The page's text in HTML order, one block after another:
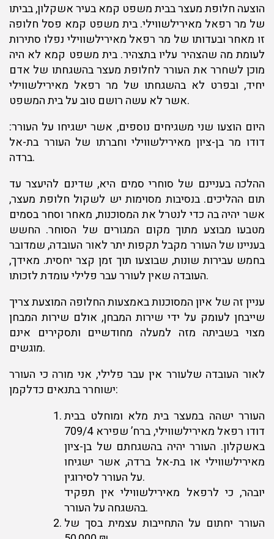
הוצעה חלופת מעצר בבית משפט קמא בעיר אשקלון, בביתו
של מר רפאל מאירילשווילי. בית משפט קמא פסל חלופה
זו מאחר ובעדותו של מר רפאל מאירילשווילי נפלו סתירות
לעומת מה שהצהיר עליו בתצהיר. בית משפט קמא לא היה
מוכן לשחרר את העורר לחלופת מעצר בהשגחתו של אדם
יחיד, ובפרט לא בהשגחתו של מר רפאל מאירילשווילי
אשר לא עשה רושם טוב על בית המשפט.
היום הוצעו שני משגיחים נוספים, אשר ישגיחו על העורר:
דודו מר בן-ציון מאירילשווילי וחברתו של העורר בת-אל
ברדה.
ההלכה בעניינם של סוחרי סמים היא, שדינם להיעצר עד
תום ההליכים. בנסיבות מסוימות יש לשקול חלופת מעצר,
אשר יהיה בה כדי לנטרל את המסוכנות, מאחר וסחר בסמים
מטבעו מבוצע מתוך מקום המגורים של הסוחר. החשש
בעניינו של העורר מקבל תקפות יתר לאור העובדה, שמדובר
בחמש עבירות שונות, שבוצעו תוך זמן קצר יחסית. מאידך,
העובדה שאין לעורר עבר פלילי עומדת לזכותו.
עניין זה של איון המסוכנות באמצעות החלופה המוצעת צריך
שייבחן לעומק על ידי שירות המבחן, אולם שירות המבחן
מצוי בשביתה מזה למעלה מחודשיים ותסקירים אינם
מוגשים.
לאור העובדה שלעורר אין עבר פלילי, אני מורה כי העורר
ישוחרר בתנאים כדלקמן:
העורר ישהה במעצר בית מלא ומוחלט בבית
דודו רפאל מאירילשווילי, ברח’ שפירא 709/4
באשקלון. העורר יהיה בהשגחתם של בן-ציון
מאירילשווילי או בת-אל ברדה, אשר ישגיחו
על העורר לסירוגין.
יובהר, כי לרפאל מאירילשווילי אין תפקיד
בהשגחה על העורר.
העורר יחתום על התחייבות עצמית בסך של